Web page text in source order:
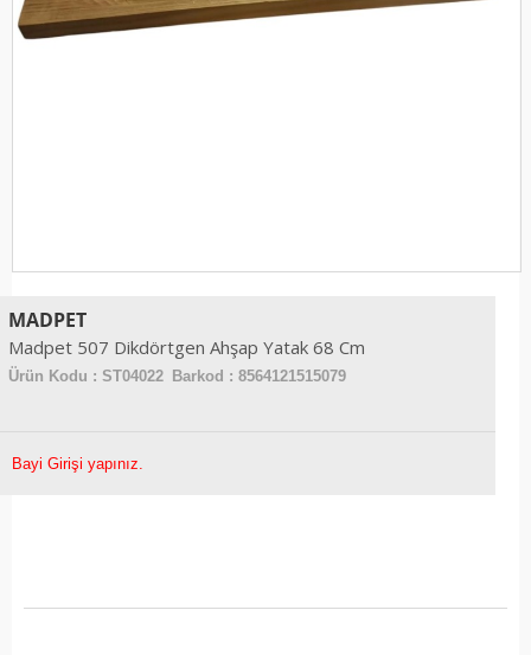
MADPET
Madpet 507 Dikdörtgen Ahşap Yatak 68 Cm
Ürün Kodu : ST04022 Barkod : 8564121515079
Bayi Girişi yapınız.